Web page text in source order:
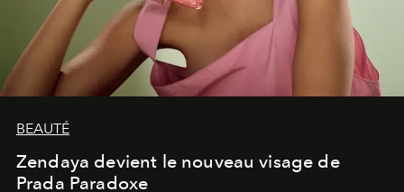
BEAUTÉ
Zendaya devient le nouveau visage de
Prada Paradoxe